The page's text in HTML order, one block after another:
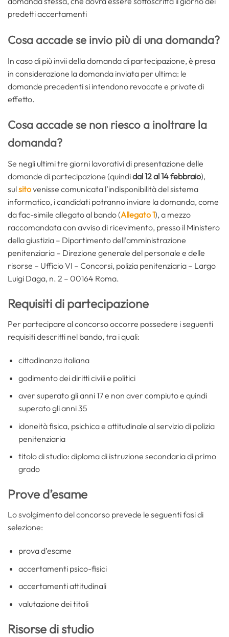
predetti accertamenti
Cosa accade se invio più di una domanda?
In caso di più invii della domanda di partecipazione, è presa
in considerazione la domanda inviata per ultima: le
domande precedenti si intendono revocate e private di
effetto.
Cosa accade se non riesco a inoltrare la
domanda?
Se negli ultimi tre giorni lavorativi di presentazione delle
domande di partecipazione (quindidal 12 al 14 febbraio),
sulsitovenisse comunicata l’indisponibilità del sistema
informatico, i candidati potranno inviare la domanda, come
da fac-simile allegato al bando (Allegato 1), a mezzo
raccomandata con avviso di ricevimento, presso il Ministero
della giustizia – Dipartimento dell’amministrazione
penitenziaria – Direzione generale del personale e delle
risorse – Ufficio VI – Concorsi, polizia penitenziaria – Largo
Luigi Daga, n. 2 – 00164 Roma.
Requisiti di partecipazione
Per partecipare al concorso occorre possedere i seguenti
requisiti descritti nel bando, tra i quali:
cittadinanza italiana
godimento dei diritti civili e politici
aver superato gli anni 17 e non aver compiuto e quindi
superato gli anni 35
idoneità fisica, psichica e attitudinale al servizio di polizia
penitenziaria
titolo di studio: diploma di istruzione secondaria di primo
grado
Prove d’esame
Lo svolgimento del concorso prevede le seguenti fasi di
selezione:
prova d’esame
accertamenti psico-fisici
accertamenti attitudinali
valutazione dei titoli
Risorse di studio